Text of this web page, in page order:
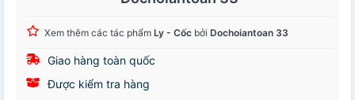
Xem thêm các tác phẩm Ly - Cốc bởi Dochoiantoan 33
Giao hàng toàn quốc
Được kiểm tra hàng